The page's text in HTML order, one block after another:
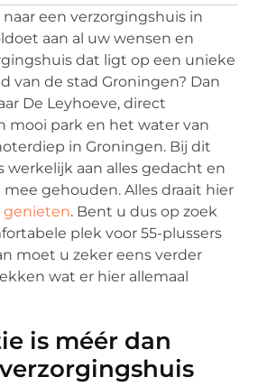
een verzorgingshuis in
aan al uw wensen en
dat ligt op een unieke
van de stad Groningen? Dan
De Leyhoeve, direct
mooi park en het water van
in Groningen. Bij dit
werkelijk aan alles gedacht en
mee gehouden. Alles draait hier
genieten. Bent u dus op zoek
plek voor 55-plussers
moet u zeker eens verder
wat er hier allemaal
is méér dan